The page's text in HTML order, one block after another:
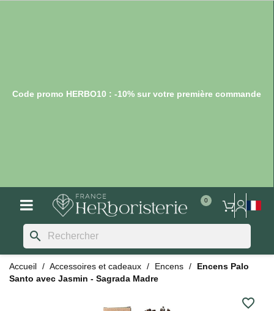
Code promo HERBO10 : -10% sur votre première commande
search
Accueil Accessoires et cadeaux Encens
Encens Palo
Santo avec Jasmin - Sagrada Madre
favorite_border